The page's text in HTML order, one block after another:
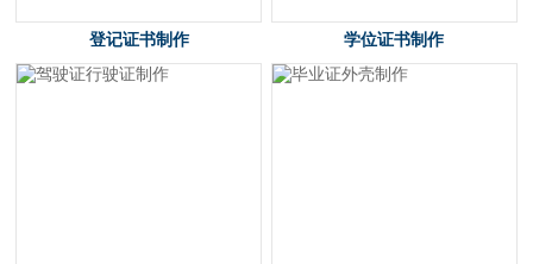
登记证书制作 学位证书制作